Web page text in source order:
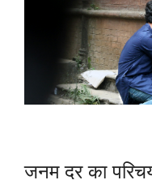
जनम दर का